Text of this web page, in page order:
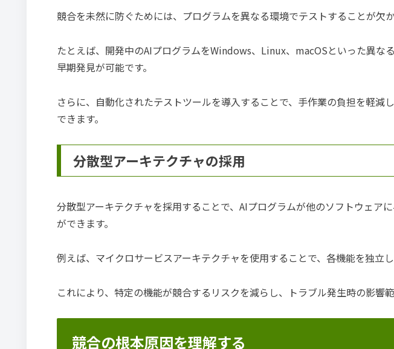
競合を未然に防ぐためには、プログラムを異なる環境でテストすることが欠か
たとえば、開発中のAIプログラムをWindows、Linux、macOSといった異な
早期発見が可能です。
さらに、自動化されたテストツールを導入することで、手作業の負担を軽減
できます。
分散型アーキテクチャの採用
分散型アーキテクチャを採用することで、AIプログラムが他のソフトウェア
ができます。
例えば、マイクロサービスアーキテクチャを使用することで、各機能を独立
これにより、特定の機能が競合するリスクを減らし、トラブル発生時の影響範
競合の根本原因を理解する